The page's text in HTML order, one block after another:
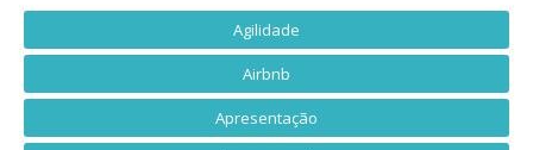
Agilidade
Airbnb
Apresentação